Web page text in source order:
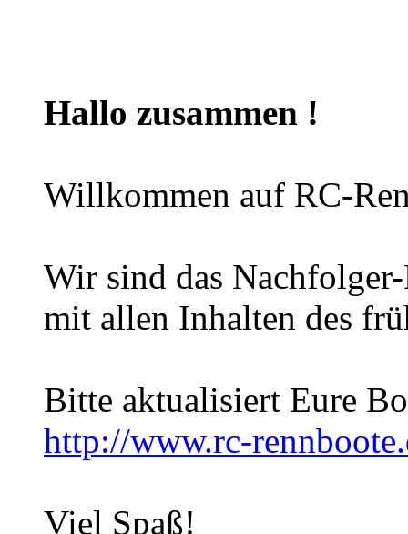
Hallo zusammen !
Willkommen auf RC-
Wir sind das
mit allen Inhalten des
Bitte aktualisiert Eure
http://www.rc-
Viel Spaß!